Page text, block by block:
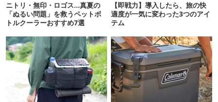
ニトリ・無印・ロゴス…真夏の
「ぬるい問題」を救うペットボ
トルクーラーおすすめ7選
【即戦力】導入したら、旅の快
適度が一気に変わった3つのアイ
テム